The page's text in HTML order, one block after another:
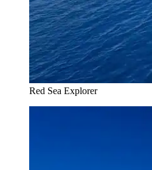
Red Sea Explorer